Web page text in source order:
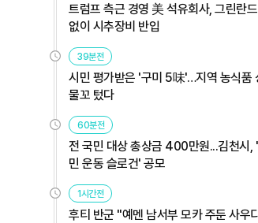
트럼프 측근 경영 美 석유회사, 그린란
없이 시추장비 반입
39분전
시민 평가받은 '구미 5味'…지역 농식품
물꼬 텄다
60분전
전 국민 대상 총상금 400만원...김천시, '
민 운동 슬로건' 공모
1시간전
후티 반군 "예멘 남서부 모카 주둔 사우